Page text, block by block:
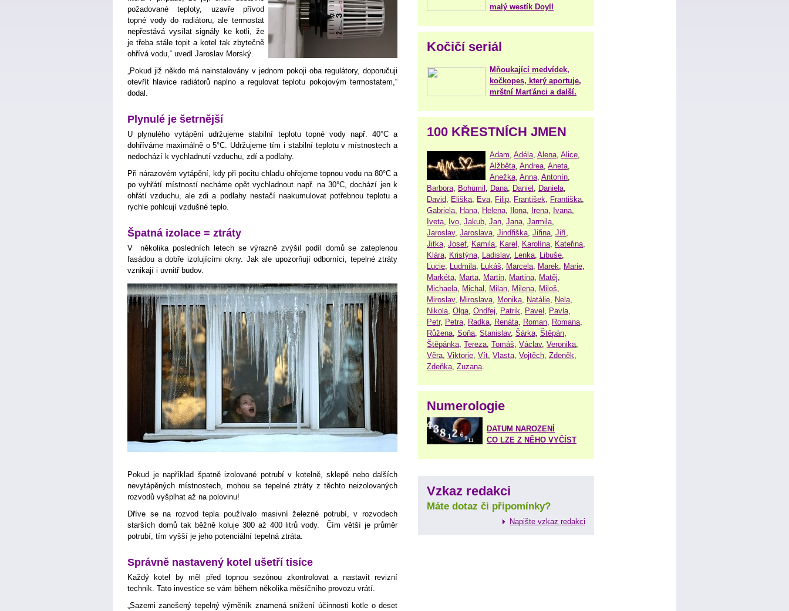
požadované teploty, uzavře přívod
topné vody do radiátoru, ale termostat
nepřestává vysílat signály ke kotli, že
je třeba stále topit a kotel tak zbytečně
ohřívá vodu,“ uvedl Jaroslav Morský.
„Pokud již někdo má nainstalovány v jednom pokoji oba regulátory, doporučuji
otevřít hlavice radiátorů naplno a regulovat teplotu pokojovým termostatem,“
dodal.
Plynulé je šetrnější
U plynulého vytápění udržujeme stabilní teplotu topné vody např. 40°C a
dohříváme maximálně o 5°C. Udržujeme tím i stabilní teplotu v místnostech a
nedochází k vychladnutí vzduchu, zdí a podlahy.
Při nárazovém vytápění, kdy při pocitu chladu ohřejeme topnou vodu na 80°C a
po vyhřátí místností necháme opět vychladnout např. na 30°C, dochází jen k
ohřátí vzduchu, ale zdi a podlahy nestačí naakumulovat potřebnou teplotu a
rychle pohlcují vzdušné teplo.
Špatná izolace = ztráty
V několika posledních letech se výrazně zvýšil podíl domů se zateplenou
fasádou a dobře izolujícími okny. Jak ale upozorňují odborníci, tepelné ztráty
vznikají i uvnitř budov.
Pokud je například špatně izolované potrubí v kotelně, sklepě nebo dalších
nevytápěných místnostech, mohou se tepelné ztráty z těchto neizolovaných
rozvodů vyšplhat až na polovinu!
Dříve se na rozvod tepla používalo masivní železné potrubí, v rozvodech
starších domů tak běžně koluje 300 až 400 litrů vody. Čím větší je průměr
potrubí, tím vyšší je jeho potenciální tepelná ztráta.
Správně nastavený kotel ušetří tisíce
Každý kotel by měl před topnou sezónou zkontrolovat a nastavit revizní
technik. Tato investice se vám během několika měsíčního provozu vrátí.
„Sazemi zanešený tepelný výměník znamená snížení účinnosti kotle o deset
malý westík Doyll
Kočičí seriál
Mňoukající medvídek,
kočkopes, který aportuje,
mrštní Marťánci a další.
100 KŘESTNÍCH JMEN
Adam Adéla Alena Alice
Alžběta Andrea Aneta
Anežka Anna Antonín
Barbora Bohumil Dana Daniel Daniela
David Eliška Eva Filip František Františka
Gabriela Hana Helena Ilona Irena Ivana
Iveta Ivo Jakub Jan Jana Jarmila
Jaroslav, Jaroslava Jindřiška Jiřina Jiří
Jitka Josef Kamila Karel Karolína Kateřina
Klára Kristýna Ladislav, Lenka Libuše
Lucie Ludmila Lukáš Marcela Marek Marie
Markéta Marta Martin Martina Matěj
Michaela Michal Milan Milena Miloš
Miroslav, Miroslava Monika Natálie Nela
Nikola Olga Ondřej Patrik Pavel Pavla
Petr, Petra Radka Renáta Roman Romana
Růžena Soňa Stanislav, Šárka Štěpán
Štěpánka Tereza Tomáš Václav, Veronika
Věra Viktorie Vít Vlasta Vojtěch Zdeněk
Zdeňka Zuzana
Numerologie
DATUM NAROZENÍ
CO LZE Z NĚHO VYČÍST
Vzkaz redakci
Máte dotaz či připomínky?
Napište vzkaz redakci